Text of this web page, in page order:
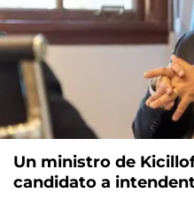
Un ministro de
candidato a